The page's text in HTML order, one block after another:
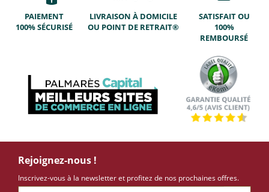
PAIEMENT
100% SÉCURISÉ
LIVRAISON À DOMICILE
OU POINT DE RETRAIT®
SATISFAIT OU
100%
REMBOURSÉ
Rejoignez-nous !
Inscrivez-vous à la newsletter et profitez de nos prochaines offres.